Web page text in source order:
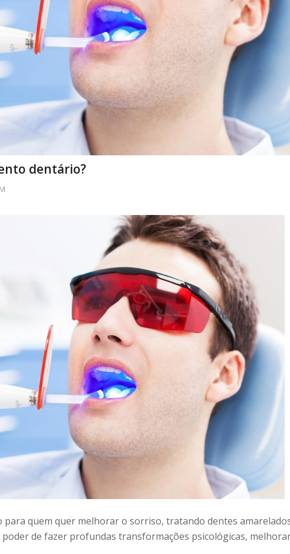
dentário?
quem quer melhorar o sorriso, tratando dentes
de fazer profundas transformações psicológicas,